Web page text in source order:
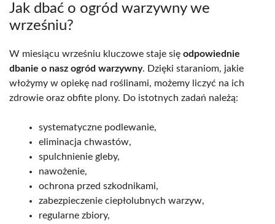
Jak dbać o ogród warzywny we
wrześniu?
W miesiącu wrześniu kluczowe staje się odpowiednie
dbanie o nasz ogród warzywny. Dzięki staraniom, jakie
włożymy w opiekę nad roślinami, możemy liczyć na ich
zdrowie oraz obfite plony. Do istotnych zadań należą:
systematyczne podlewanie,
eliminacja chwastów,
spulchnienie gleby,
nawożenie,
ochrona przed szkodnikami,
zabezpieczenie ciepłolubnych warzyw,
regularne zbiory,